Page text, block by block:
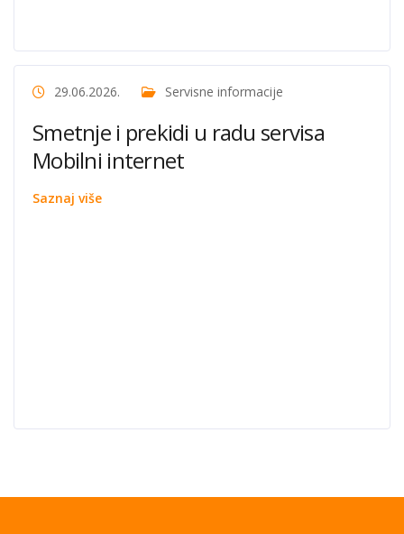
29.06.2026. Servisne informacije
Smetnje i prekidi u radu servisa
Mobilni internet
Saznaj više